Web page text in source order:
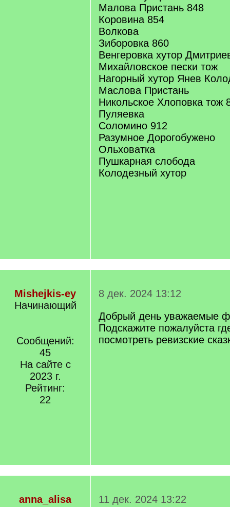
Малова Пристань 848
Коровина 854
Волкова
Зиборовка 860
Венгеровка хутор
Михайловское пески тож
Нагорный хутор Янев
Маслова Пристань
Никольское Хлоповка тож
Пуляевка
Соломино 912
Разумное Дорогобужено
Ольховатка
Пушкарная слобода
Колодезный хутор
Mishejkis-ey
Начинающий
Сообщений:
45
На сайте с
2023 г.
Рейтинг:
22
8 дек. 2024 13:12
Добрый день уважаемые
Подскажите пожалуйста
посмотреть ревизские
anna_alisa
11 дек. 2024 13:22